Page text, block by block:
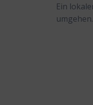
Ein
umgehen.